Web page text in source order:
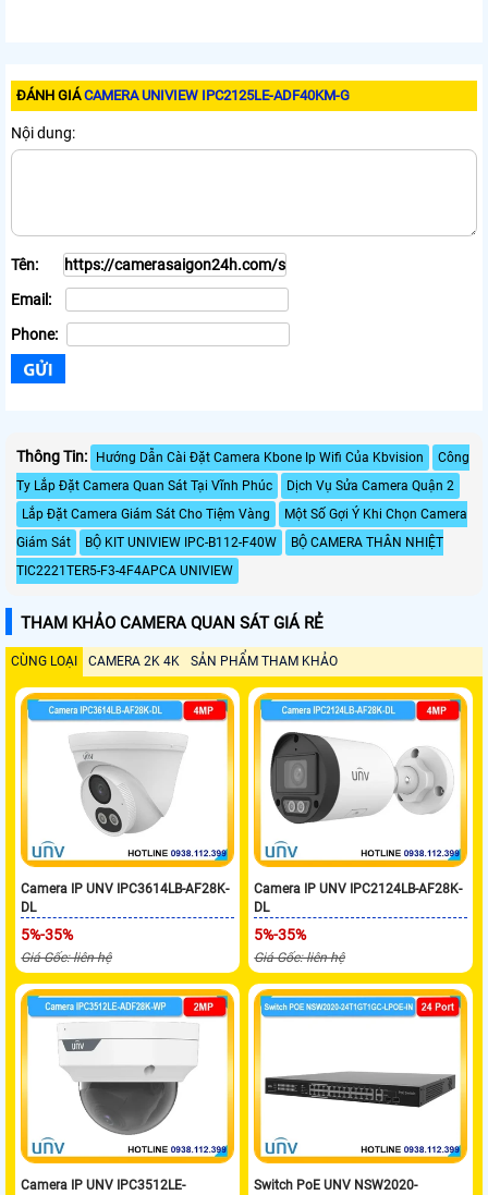
ĐÁNH GIÁCAMERA UNIVIEW IPC2125LE-ADF40KM-G
Nội dung:
Tên:
Email:
Phone:
Thông Tin: Hướng Dẫn Cài Đặt Camera Kbone Ip Wifi Của Kbvision
Công
Ty Lắp Đặt Camera Quan Sát Tại Vĩnh Phúc
Dịch Vụ Sửa Camera Quận 2
Lắp Đặt Camera Giám Sát Cho Tiệm Vàng
Một Số Gợi Ý Khi Chọn Camera
Giám Sát
BỘ KIT UNIVIEW IPC-B112-F40W
BỘ CAMERA THÂN NHIỆT
TIC2221TER5-F3-4F4APCA UNIVIEW
THAM KHẢO CAMERA QUAN SÁT GIÁ RẺ
CÙNG LOẠI CAMERA 2K 4K SẢN PHẨM THAM KHẢO
Camera IP UNV IPC3614LB-AF28K-
DL
5%-35%
Giá Gốc: liên hệ
Camera IP UNV IPC2124LB-AF28K-
DL
5%-35%
Giá Gốc: liên hệ
Camera IP UNV IPC3512LE-
Switch PoE UNV NSW2020-